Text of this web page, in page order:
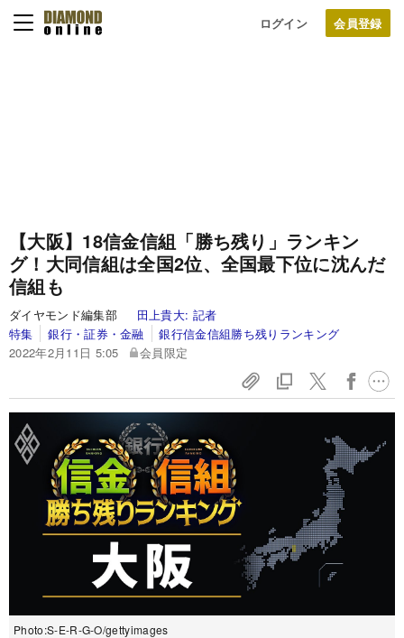
ログイン
【大阪】18信金信組「勝ち残り」ランキン
グ！大同信組は全国2位、全国最下位に沈んだ
信組も
ダイヤモンド編集部 田上貴大: 記者
特集
銀行・証券・金融
銀行信金信組勝ち残りランキング
2022年2月11日 5:05
会員限定
Photo:S-E-R-G-O/gettyimages